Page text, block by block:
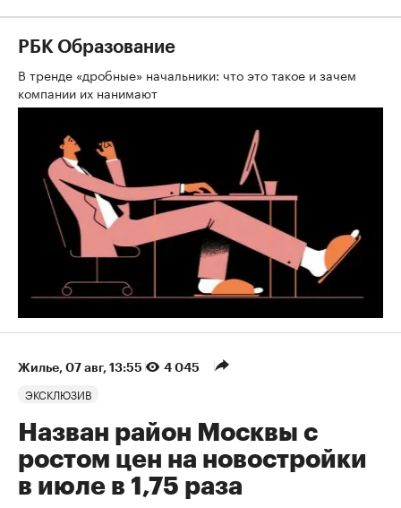
РБК Образование
В тренде «дробные» начальники: что это такое и зачем
компании их нанимают
Жилье 07 авг, 13:55 4 045
ЭКСКЛЮЗИВ
Назван район Москвы с
ростом цен на новостройки
в июле в 1,75 раза